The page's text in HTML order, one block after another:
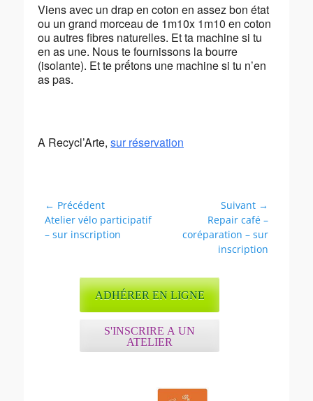
Viens avec un drap en coton en assez bon état
ou un grand morceau de 1m10x 1m10 en coton
ou autres fibres naturelles. Et ta machine si tu
en as une. Nous te fournissons la bourre
(isolante). Et te prếtons une machine si tu n’en
as pas.
A Recycl’Arte, sur réservation
Navigation
de
l’article
← Précédent
Article
précédent :
Atelier vélo participatif
– sur inscription
Suivant →
suivant :
Repair café –
coréparation – sur
inscription
ADHÉRER EN LIGNE
S'INSCRIRE A UN
ATELIER